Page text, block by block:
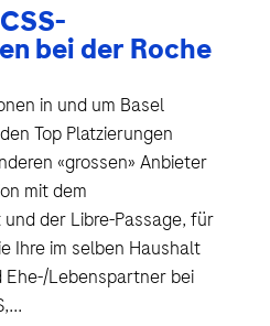
bei der Roche
in und um Basel
Top Platzierungen
«grossen» Anbieter
mit dem
der Libre-Passage, für
Ihre im selben Haushalt
Lebenspartner bei